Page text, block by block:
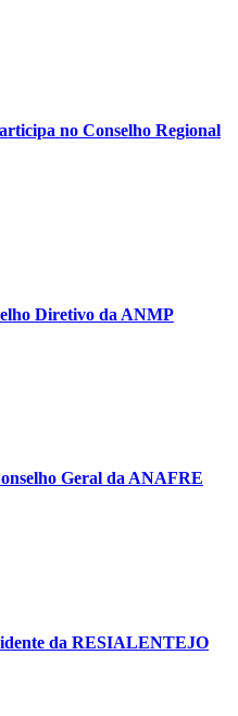
no Conselho Regional
Diretivo da ANMP
Geral da ANAFRE
da RESIALENTEJO